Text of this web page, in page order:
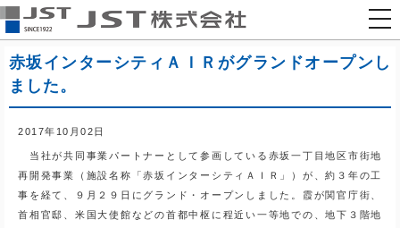
赤坂インターシティＡＩＲがグランドオープンし
ました。
2017年10月02日
当社が共同事業パートナーとして参画している赤坂一丁目地区市街地
再開発事業（施設名称「赤坂インターシティＡＩＲ」）が、約３年の工
事を経て、９月２９日にグランド・オープンしました。霞が関官庁街、
首相官邸、米国大使館などの首都中枢に程近い一等地での、地下３階地